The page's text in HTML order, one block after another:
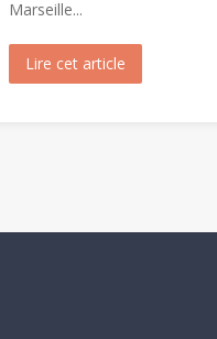
Marseille...
Lire cet article